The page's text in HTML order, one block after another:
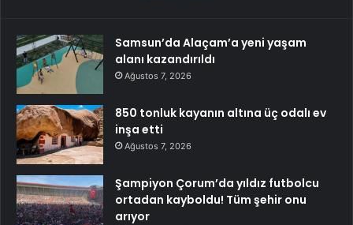
Samsun’da Alaçam’a yeni yaşam
alanı kazandırıldı
Ağustos 7, 2026
850 tonluk kayanın altına üç odalı ev
inşa etti
Ağustos 7, 2026
Şampiyon Çorum’da yıldız futbolcu
ortadan kayboldu! Tüm şehir onu
arıyor